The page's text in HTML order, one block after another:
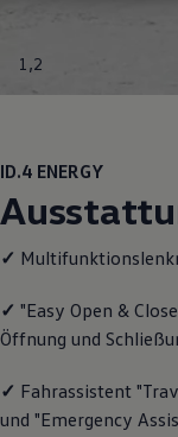
Über Ihr
1 ,2
ID.4 ENERGY
✓
✓ "Easy Open &
Öffnung und
✓ Fahrassistent
und "Emergency